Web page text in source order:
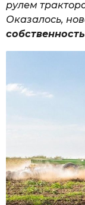
рулем
Оказалось,